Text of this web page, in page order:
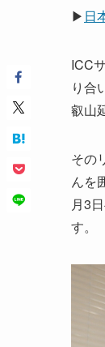
▶ 日
ICC
り合
叡山
その
んを
月3
す。